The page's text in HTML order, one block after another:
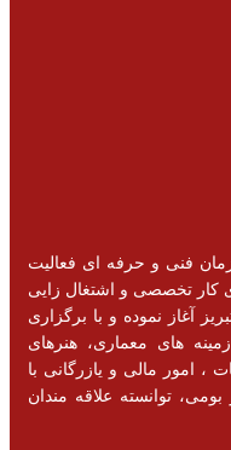
فنی و حرفه ای فعالیت
نیروی کار تخصصی و اشتغال زایی
آغاز نموده و با برگزاری
های معماری، هنرهای
، امور مالی و یازرگانی با
توانسته علاقه مندان